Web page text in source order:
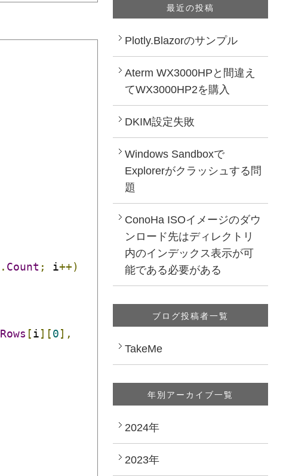
. Count ; i++)
Rows [i][0],
最近の投稿
Plotly.Blazorのサンプル
Aterm WX3000HPと間違え
てWX3000HP2を購入
DKIM設定失敗
Windows Sandboxで
Explorerがクラッシュする問
題
ConoHa ISOイメージのダウ
ンロード先はディレクトリ
内のインデックス表示が可
能である必要がある
ブログ投稿者一覧
TakeMe
年別アーカイブ一覧
2024年
2023年